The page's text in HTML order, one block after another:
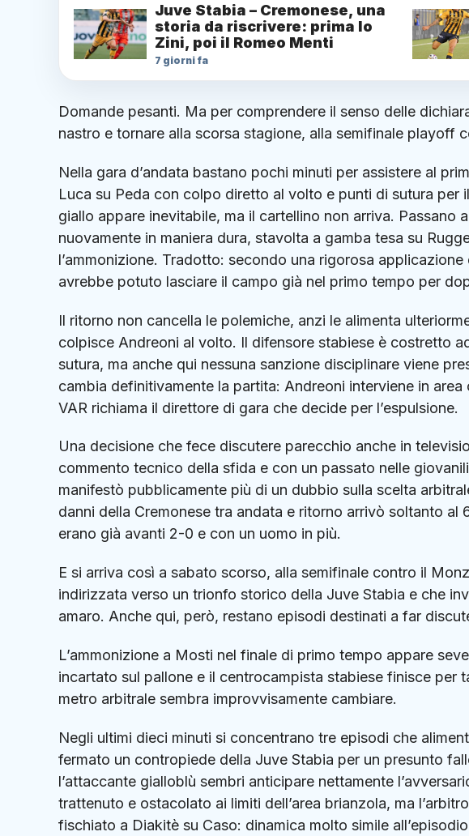
Juve Stabia – Cremonese, una
storia da riscrivere: prima lo
Zini, poi il Romeo Menti
7 giorni fa
Domande pesanti. Ma per comprendere il senso delle
nastro e tornare alla scorsa stagione, alla semifinale playoff
Nella gara d’andata bastano pochi minuti per assistere al
Luca su Peda con colpo diretto al volto e punti di sutura per
giallo appare inevitabile, ma il cartellino non arriva. Passano
nuovamente in maniera dura, stavolta a gamba tesa su
l’ammonizione. Tradotto: secondo una rigorosa
avrebbe potuto lasciare il campo già nel primo tempo per
Il ritorno non cancella le polemiche, anzi le alimenta
colpisce Andreoni al volto. Il difensore stabiese è costretto
sutura, ma anche qui nessuna sanzione disciplinare viene
cambia definitivamente la partita: Andreoni interviene in
VAR richiama il direttore di gara che decide per l’espulsione.
Una decisione che fece discutere parecchio anche in
commento tecnico della sfida e con un passato nelle
manifestò pubblicamente più di un dubbio sulla scelta
danni della Cremonese tra andata e ritorno arrivò soltanto al
erano già avanti 2-0 e con un uomo in più.
E si arriva così a sabato scorso, alla semifinale contro il
indirizzata verso un trionfo storico della Juve Stabia e che
amaro. Anche qui, però, restano episodi destinati a far
L’ammonizione a Mosti nel finale di primo tempo appare
incartato sul pallone e il centrocampista stabiese finisce
metro arbitrale sembra improvvisamente cambiare.
Negli ultimi dieci minuti si concentrano tre episodi che
fermato un contropiede della Juve Stabia per un presunto
l’attaccante gialloblù sembri anticipare nettamente
trattenuto e ostacolato ai limiti dell’area brianzola, ma
fischiato a Diakitè su Caso: dinamica molto simile